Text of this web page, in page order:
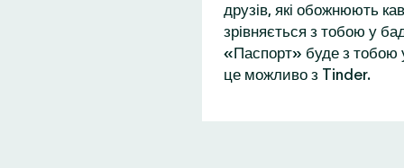
друзів, які обожнюють
зрівняється з тобою у
«Паспорт» буде з тобою
це можливо з Tinder.